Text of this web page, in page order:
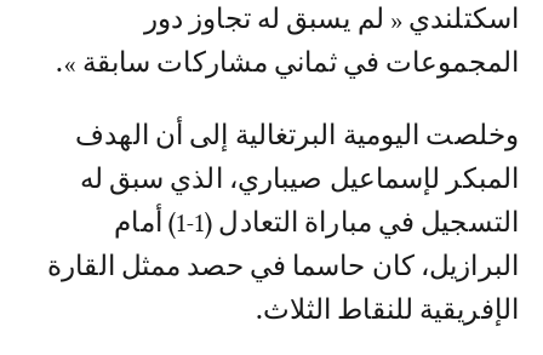
اسكتلندي « لم يسبق له تجاوز دور
المجموعات في ثماني مشاركات سابقة ».
وخلصت اليومية البرتغالية إلى أن الهدف
المبكر لإسماعيل صيباري، الذي سبق له
التسجيل في مباراة التعادل (1-1) أمام
البرازيل، كان حاسما في حصد ممثل القارة
الإفريقية للنقاط الثلاث.